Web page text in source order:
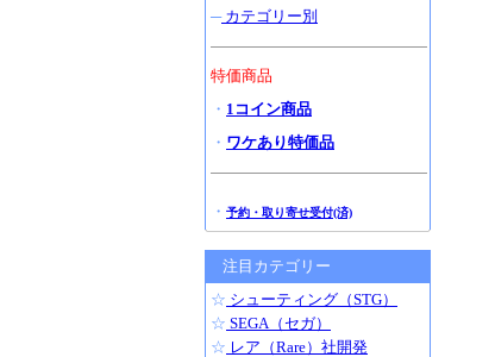
─カテゴリー別
特価商品
・ 1コイン商品
・ ワケあり特価品
・ 予約・取り寄せ受付(済)
注目カテゴリー
☆ シューティング（STG）
☆ SEGA（セガ）
☆ レア（Rare）社開発